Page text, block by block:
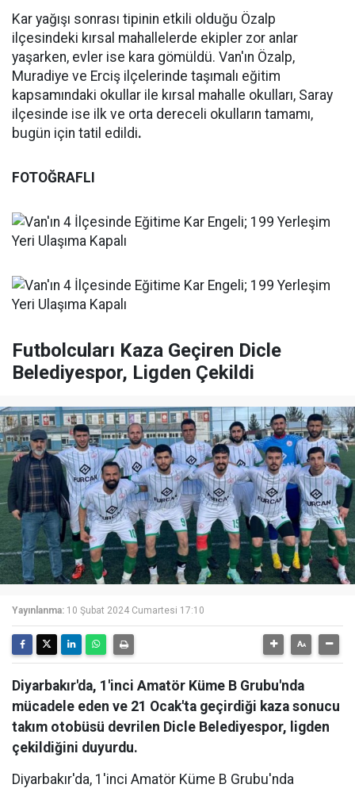
Kar yağışı sonrası tipinin etkili olduğu Özalp
ilçesindeki kırsal mahallelerde ekipler zor anlar
yaşarken, evler ise kara gömüldü. Van'ın Özalp,
Muradiye ve Erciş ilçelerinde taşımalı eğitim
kapsamındaki okullar ile kırsal mahalle okulları, Saray
ilçesinde ise ilk ve orta dereceli okulların tamamı,
bugün için tatil edildi.
FOTOĞRAFLI
Futbolcuları Kaza Geçiren Dicle
Belediyespor, Ligden Çekildi
Yayınlanma: 10 Şubat 2024 Cumartesi 17:10
Diyarbakır'da, 1'inci Amatör Küme B Grubu'nda
mücadele eden ve 21 Ocak'ta geçirdiği kaza sonucu
takım otobüsü devrilen Dicle Belediyespor, ligden
çekildiğini duyurdu.
Diyarbakır'da, 1'inci Amatör Küme B Grubu'nda